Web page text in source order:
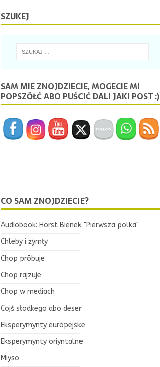
SZUKEJ
SAM MIE ZNOJDZIECIE, MOGECIE MI
POPSZŎŁĆ ABO PUŚCIĆ DALI JAKI POST :)
CO SAM ZNOJDZIECIE?
Audiobook: Horst Bienek "Pierwsza polka"
Chleby i żymły
Chop prōbuje
Chop rajzuje
Chop w mediach
Cojś słodkego abo deser
Eksperymynty europejske
Eksperymynty oriyntalne
Miyso